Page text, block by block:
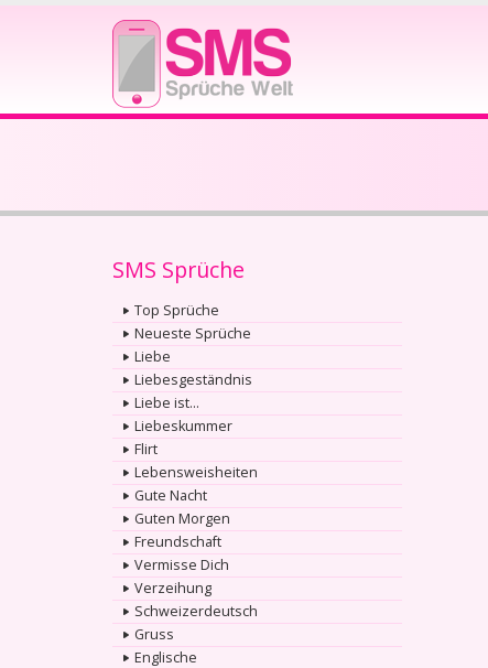
SMS Sprüche
Top Sprüche
Neueste Sprüche
Liebe
Liebesgeständnis
Liebe ist...
Liebeskummer
Flirt
Lebensweisheiten
Gute Nacht
Guten Morgen
Freundschaft
Vermisse Dich
Verzeihung
Schweizerdeutsch
Gruss
Englische